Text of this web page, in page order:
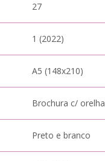
27
1 (2022)
A5 (148x210)
Brochura c/ orelha
Preto e branco